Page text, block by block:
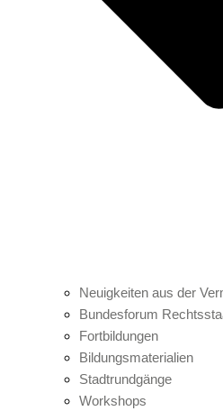
Neuigkeiten aus der
Bundesforum
Fortbildungen
Bildungsmaterialien
Stadtrundgänge
Workshops